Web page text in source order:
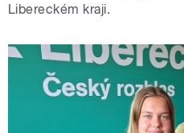
Libereckém kraji.